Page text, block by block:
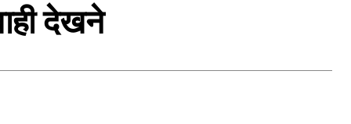
देखने